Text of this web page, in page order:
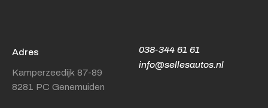
038-344 61 61
info@sellesautos.nl
Adres
Kamperzeedijk 87-89
8281 PC Genemuiden